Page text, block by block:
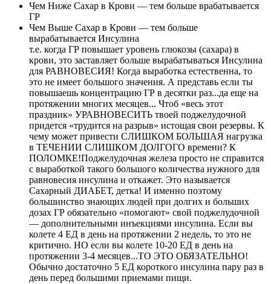
Чем Ниже Сахар в Крови — тем больше врабатывается
ГР
Чем Выше Сахар в Крови — тем больше
вырабатывается Инсулина
т.е. когда ГР повышает уровень глюкозы (сахара) в
крови, это заставляет больше вырабатываться Инсулина
для РАВНОВЕСИЯ! Когда выработка естественна, то
это не имеет большого значения. А представь если ты
повышаешь концентрацию ГР в десятки раз...да еще на
протяжении многих месяцев... Чтоб «весь этот
праздник» УРАВНОВЕСИТЬ твоей поджелудочной
придется «трудится на разрыв» истощая свои резервы. К
чему может привести СЛИШКОМ БОЛЬШАЯ нагрузка
в ТЕЧЕНИИ СЛИШКОМ ДОЛГОГО времени? К
ПОЛОМКЕ!Поджелудочная железа просто не справится
с выработкой такого большого количества нужного для
равновесия инсулина и откажет. Это называется
Сахарный ДИАБЕТ, детка! И именно поэтому
большинство знающих людей при долгих и больших
дозах ГР обязательно «помогают» свой поджелудочной
— дополнительными инъекциями инсулина. Если вы
колете 4 ЕД в день на протяжении 2 недель, то это не
критично. НО если вы колете 10-20 ЕД в день на
протяжении 3-4 месяцев...ТО ЭТО ОБЯЗАТЕЛЬНО!
Обычно достаточно 5 ЕД короткого инсулина пару раз в
день перед большими приемами пищи.